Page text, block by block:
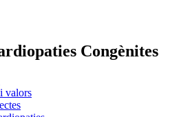
Congènites
valors